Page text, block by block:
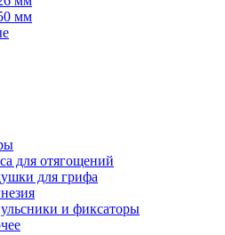
мм
для отягощений
для грифа
и фиксаторы